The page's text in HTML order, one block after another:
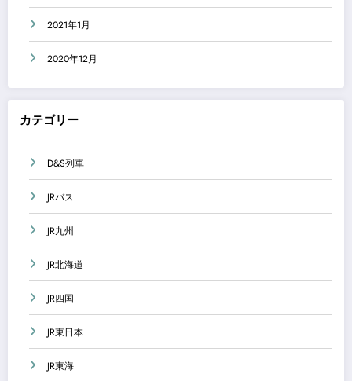
2021年1月
2020年12月
カテゴリー
D&S列車
JRバス
JR九州
JR北海道
JR四国
JR東日本
JR東海